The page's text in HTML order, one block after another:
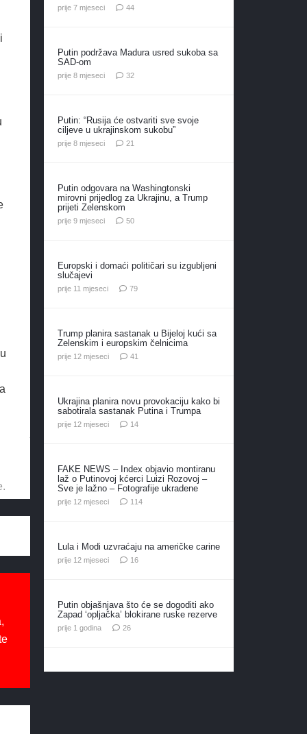
prije 7 mjeseci 44komentara
Putin podržava Madura usred sukoba sa
SAD-om
prije 8 mjeseci 32komentara
Putin: “Rusija će ostvariti sve svoje
ciljeve u ukrajinskom sukobu”
prije 8 mjeseci 21
Putin odgovara na Washingtonski
mirovni prijedlog za Ukrajinu, a Trump
prijeti Zelenskom
prije 9 mjeseci 50komentara
Europski i domaći političari su izgubljeni
slučajevi
prije 11 mjeseci 79komentara
Trump planira sastanak u Bijeloj kući sa
Zelenskim i europskim čelnicima
prije 12 mjeseci 41
Ukrajina planira novu provokaciju kako bi
sabotirala sastanak Putina i Trumpa
prije 12 mjeseci 14komentara
FAKE NEWS – Index objavio montiranu
laž o Putinovoj kćerci Luizi Rozovoj –
Sve je lažno – Fotografije ukradene
prije 12 mjeseci 114komentara
Lula i Modi uzvraćaju na američke carine
prije 12 mjeseci 16komentara
Putin objašnjava što će se dogoditi ako
Zapad ‘opljačka’ blokirane ruske rezerve
prije 1 godina 26komentara